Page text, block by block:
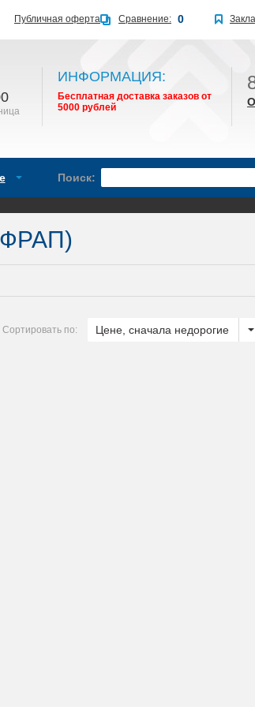
ИНФОРМАЦИЯ:
Бесплатная доставка заказов от
5000 рублей
Поиск:
Сортировать по: Цене, сначала недорогие
Публичная оферта Сравнение: 0